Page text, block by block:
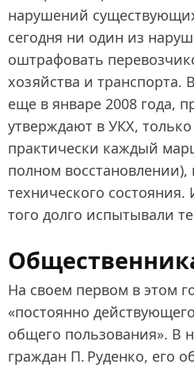
нарушений
сегодня ни один из
оштрафовать
хозяйства и транспорта.
еще в январе 2008 года,
утверждают в УКХ,
практически каждый
полном
технического
того долго испытывали
На своем первом в этом
«постоянно
общего пользования». В
граждан П. Руденко, его